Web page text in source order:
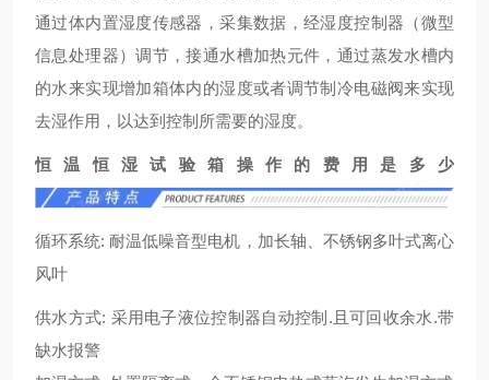
通过体内置湿度传感器，采集数据，经湿度控制器（微型
信息处理器）调节，接通水槽加热元件，通过蒸发水槽内
的水来实现增加箱体内的湿度或者调节制冷电磁阀来实现
去湿作用，以达到控制所需要的湿度。
恒温恒湿试验箱操作的费用是多少
循环系统: 耐温低噪音型电机，加长轴、不锈钢多叶式离心
风叶
供水方式: 采用电子液位控制器自动控制.且可回收余水.带
缺水报警